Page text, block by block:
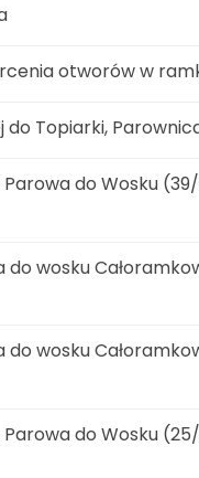
otworów w
Topiarki,
do Wosku
wosku
wosku
do Wosku